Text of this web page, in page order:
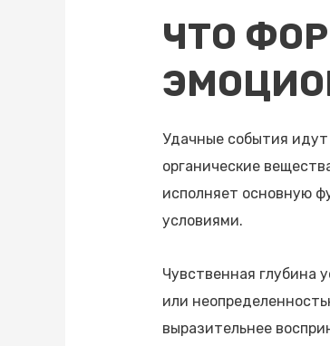
ЧТО
Удачные события
органические
исполняет основную
условиями.
Чувственная глубина
или
выразительнее